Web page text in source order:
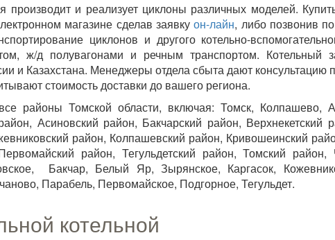
производит и реализует циклоны различных моделей.
магазине сделав заявкуон-лайн, либо позвонив
циклонов и другого котельно-
ж/д полувагонами и речным транспортом. Котельный
и Казахстана. Менеджеры отдела сбыта дают консультацию
стоимость доставки до вашего региона.
районы Томской области, включая: Томск, Колпашево,
Асиновский район, Бакчарский район, Верхнекетский
район, Колпашевский район, Кривошеинский
район, Тегульдетский район, Томский район,
Бакчар, Белый Яр, Зырянское, Каргасок,
Парабель, Первомайское, Подгорное, Тегульдет.
котельной